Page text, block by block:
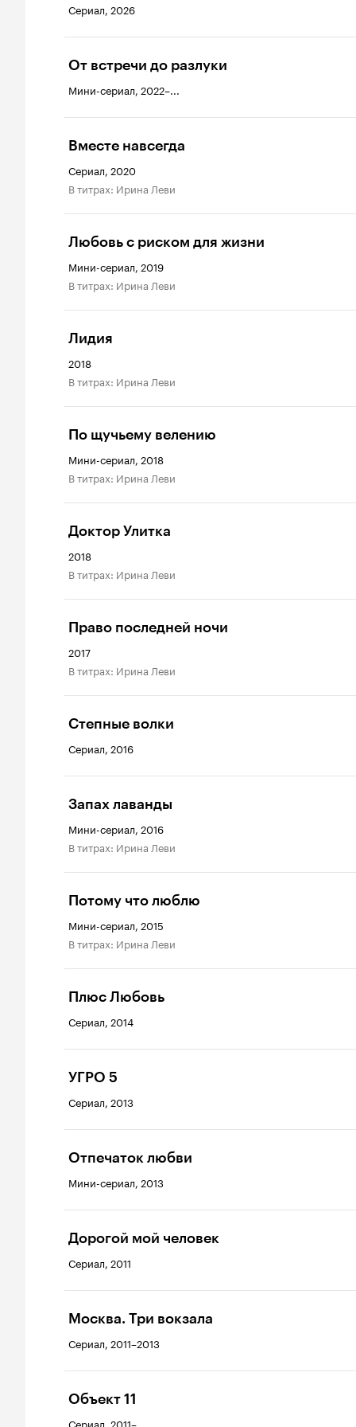
Сериал, 2026
От встречи до разлуки
Мини-сериал, 2022–...
Вместе навсегда
Сериал, 2020
в титрах: Ирина Леви
Любовь с риском для жизни
Мини-сериал, 2019
в титрах: Ирина Леви
Лидия
2018
в титрах: Ирина Леви
По щучьему велению
Мини-сериал, 2018
в титрах: Ирина Леви
Доктор Улитка
2018
в титрах: Ирина Леви
Право последней ночи
2017
в титрах: Ирина Леви
Степные волки
Сериал, 2016
Запах лаванды
Мини-сериал, 2016
в титрах: Ирина Леви
Потому что люблю
Мини-сериал, 2015
в титрах: Ирина Леви
Плюс Любовь
Сериал, 2014
УГРО 5
Сериал, 2013
Отпечаток любви
Мини-сериал, 2013
Дорогой мой человек
Сериал, 2011
Москва. Три вокзала
Сериал, 2011–2013
Объект 11
Сериал, 2011–...